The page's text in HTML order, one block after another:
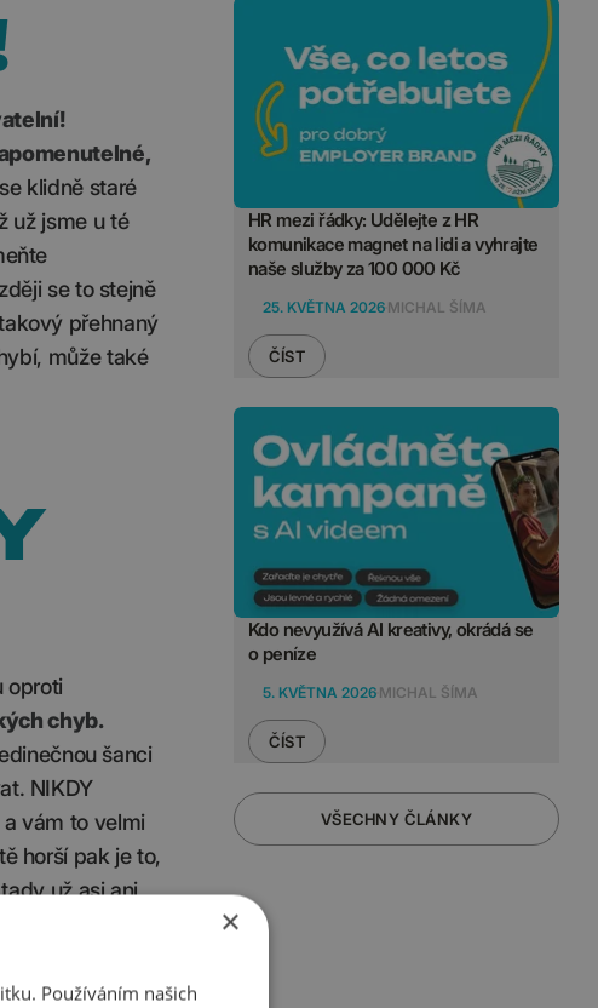
klidně staré
už jsme u té
se to stejně
přehnaný
může také
oproti
chyb.
šanci
NIKDY
vám to velmi
horší pak je to,
už asi ani
HR mezi řádky: Udělejte z HR
komunikace magnet na lidi a vyhrajte
naše služby za 100 000 Kč
25. KVĚTNA 2026 MICHAL ŠÍMA
ČÍST
Kdo nevyužívá AI kreativy, okrádá se
o peníze
5. KVĚTNA 2026 MICHAL ŠÍMA
ČÍST
VŠECHNY ČLÁNKY
×
Používáním našich